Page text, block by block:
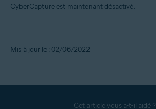
CyberCapture est maintenant désactivé.
Mis à jour le : 02/06/2022
Cet article vous a-t-il aidé ?